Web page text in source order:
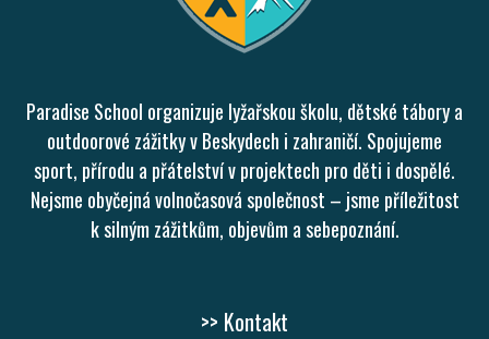
Paradise School organizuje lyžařskou školu, dětské tábory a
outdoorové zážitky v Beskydech i zahraničí. Spojujeme
sport, přírodu a přátelství v projektech pro děti i dospělé.
Nejsme obyčejná volnočasová společnost – jsme příležitost
k silným zážitkům, objevům a sebepoznání.
>> Kontakt